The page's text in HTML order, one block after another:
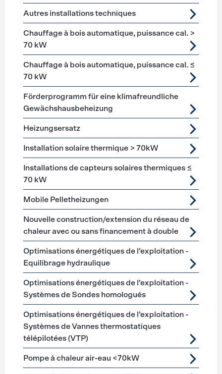
Autres installations techniques
Chauffage à bois automatique, puissance cal. >
70 kW
Chauffage à bois automatique, puissance cal. ≤
70 kW
Förderprogramm für eine klimafreundliche
Gewächshausbeheizung
Heizungsersatz
Installation solaire thermique > 70kW
Installations de capteurs solaires thermiques ≤
70 kW
Mobile Pelletheizungen
Nouvelle construction/extension du réseau de
chaleur avec ou sans financement à double
Optimisations énergétiques de l’exploitation -
Equilibrage hydraulique
Optimisations énergétiques de l’exploitation -
Systèmes de Sondes homologués
Optimisations énergétiques de l’exploitation -
Systèmes de Vannes thermostatiques
télépilotées (VTP)
Pompe à chaleur air-eau <70kW